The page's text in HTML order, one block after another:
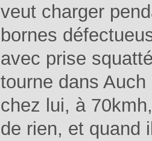
veut charger
bornes
avec prise
tourne dans
chez lui, à
de rien, et quand